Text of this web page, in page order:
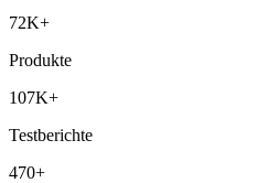
72K+
Produkte
107K+
Testberichte
470+